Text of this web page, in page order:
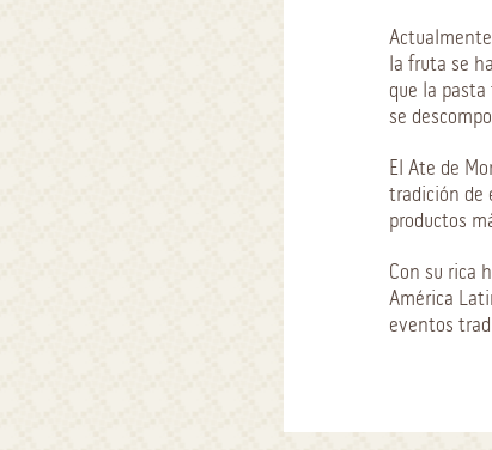
la fruta se
que la
se
El Ate de
tradición de
productos
Con su rica
América
eventos